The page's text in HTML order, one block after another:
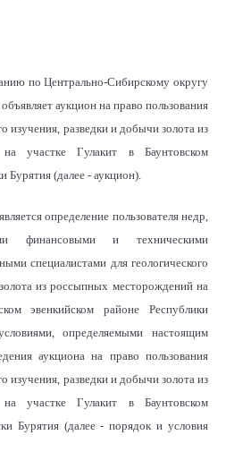
по Центрально-Сибирскому округу
аукцион на право пользования
изучения, разведки и добычи золота из
участке Гулакит в Баунтовском
Бурятия (далее - аукцион).
определение пользователя недр,
финансовыми и техническими
специалистами для геологического
из россыпных месторождений на
эвенкийском районе Республики
определяемыми настоящим
аукциона на право пользования
изучения, разведки и добычи золота из
участке Гулакит в Баунтовском
Бурятия (далее - порядок и условия